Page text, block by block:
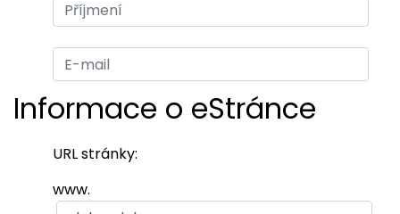
Informace o eStránce
URL stránky:
www.